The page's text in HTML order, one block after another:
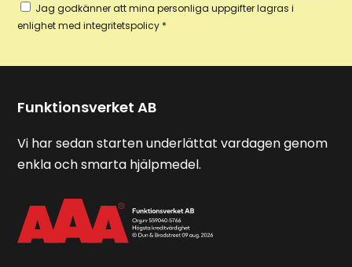
Jag godkänner att mina personliga uppgifter lagras i
enlighet med integritetspolicy *
Funktionsverket AB
Vi har sedan starten underlättat vardagen genom
enkla och smarta hjälpmedel.